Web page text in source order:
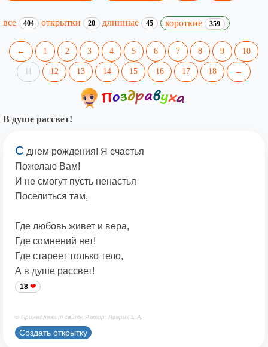
все 404 открытки 20 длинные 45 короткие 359
← 1 2 3 4 5 6 7 8 9 10
11 12 13 14 15 16 17 18 →
В душе рассвет!
С днем рождения! Я счастья
Пожелаю Вам!
И не смогут пусть ненастья
Поселиться там,
Где любовь живет и вера,
Где сомнений нет!
Где стареет только тело,
А в душе рассвет!
18
© Принадлежит сайту. Автор: Лаврик Е.А.
Создать открытку